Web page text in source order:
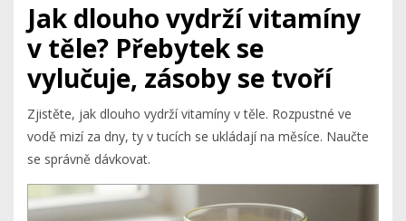
Jak dlouho vydrží vitamíny
v těle? Přebytek se
vylučuje, zásoby se tvoří
Zjistěte, jak dlouho vydrží vitamíny v těle. Rozpustné ve
vodě mizí za dny, ty v tucích se ukládají na měsíce. Naučte
se správně dávkovat.